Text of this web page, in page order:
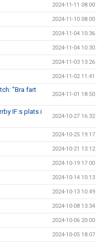
2024-11-11 08:00
2024-11-10 08:00
2024-11-04 10:36
2024-11-04 10:30
2024-11-03 13:26
2024-11-02 11:41
"Bra fart
2024-11-01 18:50
IF:s plats i
2024-10-27 16:32
2024-10-25 19:17
2024-10-21 13:12
2024-10-19 17:00
2024-10-14 10:13
2024-10-13 10:49
2024-10-08 13:34
2024-10-06 20:00
2024-10-05 18:07